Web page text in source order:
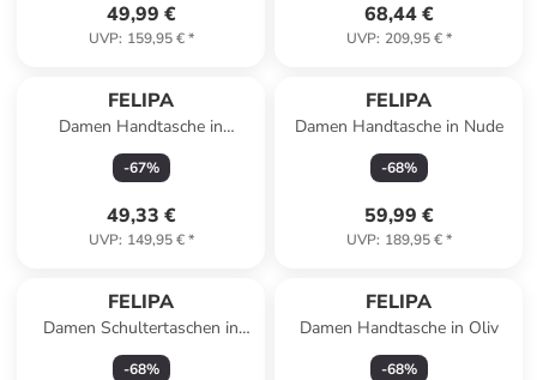
49,99 €
UVP: 159,95 €*
68,44 €
UVP: 209,95 €*
FELIPA
Damen Handtasche in
Wollweiss
-67%
49,33 €
UVP: 149,95 €*
FELIPA
Damen Handtasche in Nude
-68%
59,99 €
UVP: 189,95 €*
FELIPA
Damen Schultertaschen in
Rosa Mehrfarbig
-68%
FELIPA
Damen Handtasche in Oliv
-68%